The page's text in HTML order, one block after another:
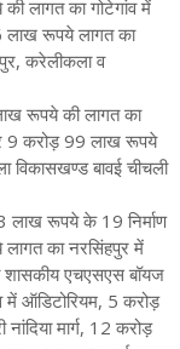
लागत का गोटेगांव में
लाख रूपये लागत का
करेलीकला व
रूपये की लागत का
9 करोड़ 99 लाख रूपये
विकासखण्ड बावई चीचली
रूपये के 19 निर्माण
का नरसिंहपुर में
एचएसएस बॉयज
ऑडिटोरियम, 5 करोड़
मार्ग, 12 करोड़